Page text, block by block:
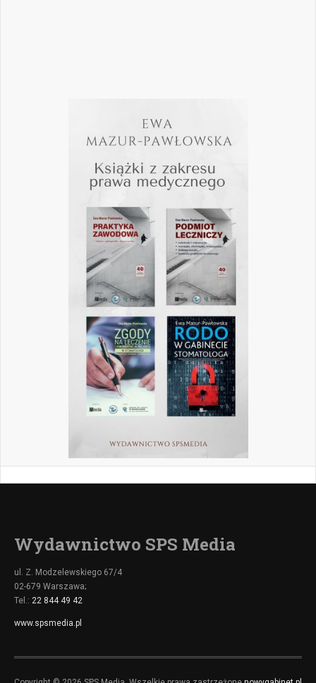
Wydawnictwo SPS Media
ul. Z. Modzelewskiego 67/4
02-679 Warszawa;
Tel.: 22 844 49 42
www.spsmedia.pl